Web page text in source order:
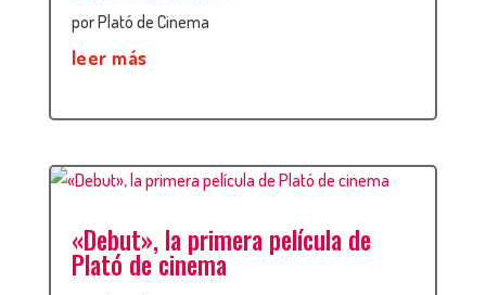
porPlató de Cinema
leer más
«Debut», la primera película de
Plató de cinema